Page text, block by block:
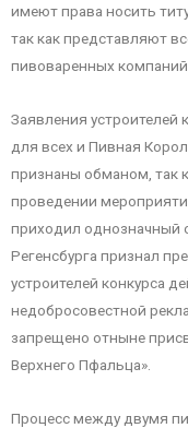
имеют права носить
так как представляют
пивоваренных компаний
Заявления устроителей
для всех и Пивная
признаны обманом, так
проведении
приходил однозначный
Регенсбурга признал
устроителей конкурса
недобросовестной
запрещено отныне
Верхнего Пфальца».
Процесс между двумя